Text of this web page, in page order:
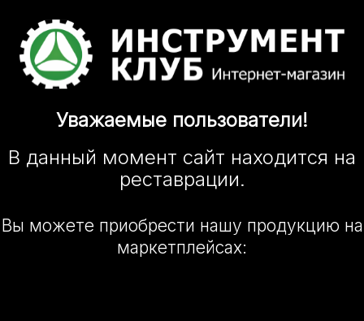
Уважаемые пользователи!
В данный момент сайт находится на
реставрации.
Вы можете приобрести нашу продукцию на
маркетплейсах: